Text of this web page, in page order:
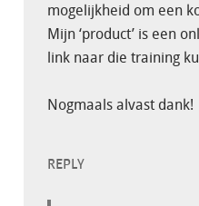
mogelijkheid om een
Mijn ‘product’ is een
link naar die training
Nogmaals alvast dank!
REPLY